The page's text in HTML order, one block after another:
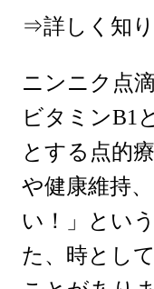
⇒詳しく知
ニンニク点
ビタミンB1
とする点的
や健康維持
い！」とい
た、時とし